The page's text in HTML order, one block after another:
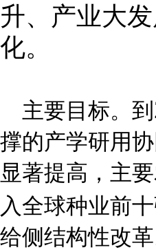
升、产业大
化。
主要目标。到
撑的产学研用
显著提高，主
入全球种业前
给侧结构性改革